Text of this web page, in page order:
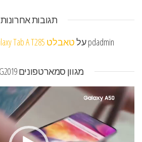
תגובות אחרונות
pdadminעלטאבלט Samsung Galaxy Tab A T285
מגוון סמארטפונים SAMSUNG2019
נגן
וידאו